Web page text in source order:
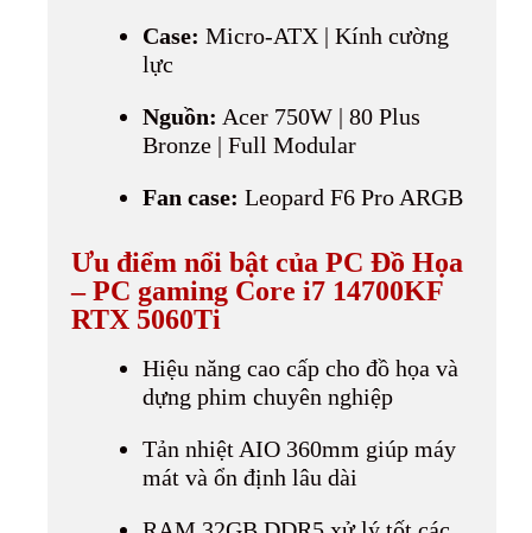
Case: Micro-ATX | Kính cường
lực
Nguồn: Acer 750W | 80 Plus
Bronze | Full Modular
Fan case: Leopard F6 Pro ARGB
Ưu điểm nổi bật của PC Đồ Họa
–PC gaming Core i7 14700KF
RTX 5060Ti
Hiệu năng cao cấp cho đồ họa và
dựng phim chuyên nghiệp
Tản nhiệt AIO 360mm giúp máy
mát và ổn định lâu dài